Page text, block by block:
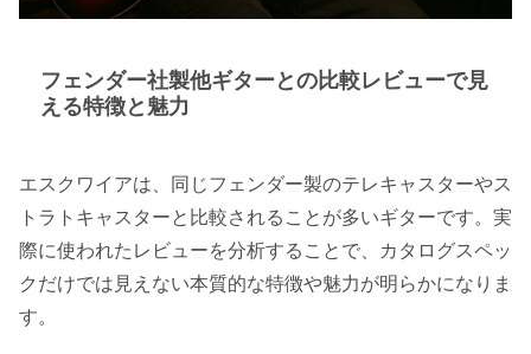
フェンダー社製他ギターとの比較レビューで見
える特徴と魅力
エスクワイアは、同じフェンダー製のテレキャスターやス
トラトキャスターと比較されることが多いギターです。実
際に使われたレビューを分析することで、カタログスペッ
クだけでは見えない本質的な特徴や魅力が明らかになりま
す。